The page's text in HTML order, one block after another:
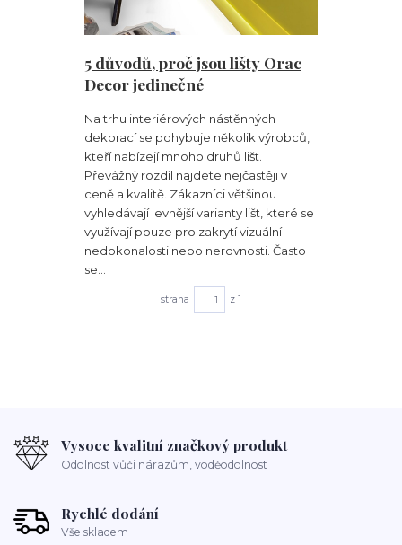
5 důvodů, proč jsou lišty Orac
Decor jedinečné
Na trhu interiérových nástěnných
dekorací se pohybuje několik výrobců,
kteří nabízejí mnoho druhů lišt.
Převážný rozdíl najdete nejčastěji v
ceně a kvalitě. Zákazníci většinou
vyhledávají levnější varianty lišt, které se
využívají pouze pro zakrytí vizuální
nedokonalosti nebo nerovnosti. Často
se...
strana z 1
Vysoce kvalitní značkový produkt
Odolnost vůči nárazům, voděodolnost
Rychlé dodání
Vše skladem